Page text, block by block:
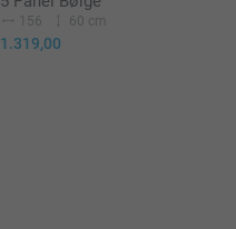
156 60 cm
1.319,00